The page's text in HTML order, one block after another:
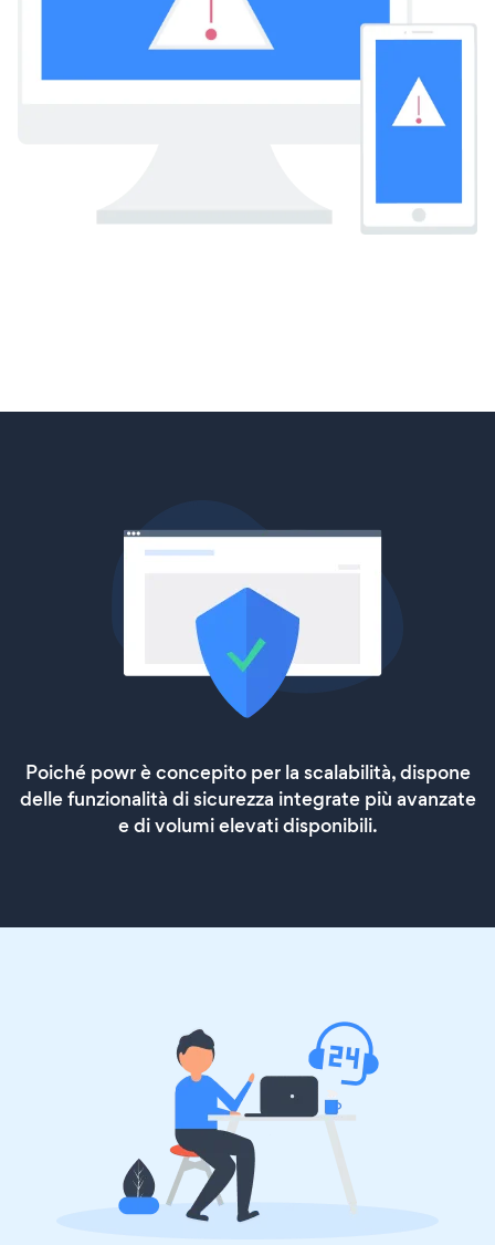
Poiché powr è concepito per la scalabilità, dispone
delle funzionalità di sicurezza integrate più avanzate
e di volumi elevati disponibili.